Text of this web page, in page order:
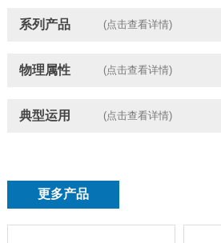
系列产品 (点击查看详情)
物理属性 (点击查看详情)
典型运用 (点击查看详情)
更多产品